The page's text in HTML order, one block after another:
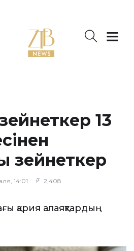
13
зейнеткер
14:01 2,408
қария алаяқтардың